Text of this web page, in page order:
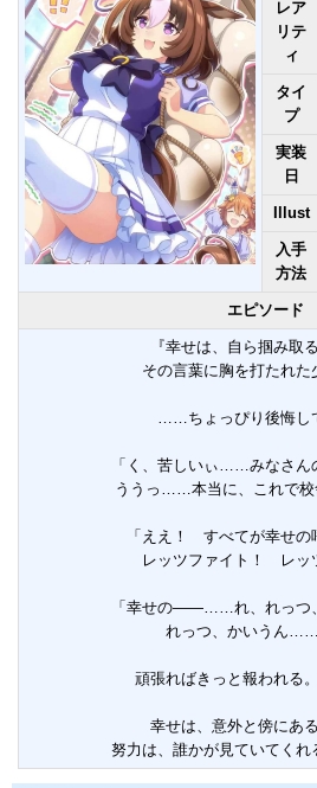
レア
リテ
ィ
タイ
プ
実装
日
Illust
入手
方法
エピソード
『幸せは、自ら掴み取
その言葉に胸を打たれ
……ちょっぴり後悔し
「く、苦しいぃ……みなさ
ううっ……本当に、これで
「ええ！ すべてが幸せの
レッツファイト！ レッ
「幸せの――……れ、れっつ
れっつ、かいうん……
頑張ればきっと報われ
幸せは、意外と傍にある
努力は、誰かが見ていてく